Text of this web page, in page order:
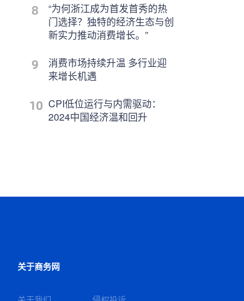
“为何浙江成为首发首秀的热
门选择？独特的经济生态与创
新实力推动消费增长。”
消费市场持续升温 多行业迎
来增长机遇
CPI低位运行与内需驱动：
2024中国经济温和回升
关于商务网